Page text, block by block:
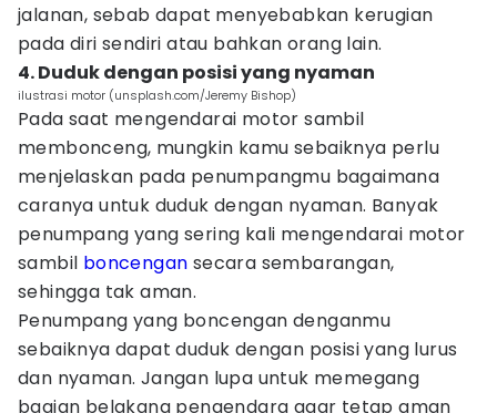
jalanan, sebab dapat menyebabkan kerugian
pada diri sendiri atau bahkan orang lain.
4. Duduk dengan posisi yang nyaman
ilustrasi motor (unsplash.com/Jeremy Bishop)
Pada saat mengendarai motor sambil
membonceng, mungkin kamu sebaiknya perlu
menjelaskan pada penumpangmu bagaimana
caranya untuk duduk dengan nyaman. Banyak
penumpang yang sering kali mengendarai motor
sambil boncengan secara sembarangan,
sehingga tak aman.
Penumpang yang boncengan denganmu
sebaiknya dapat duduk dengan posisi yang lurus
dan nyaman. Jangan lupa untuk memegang
bagian belakang pengendara agar tetap aman